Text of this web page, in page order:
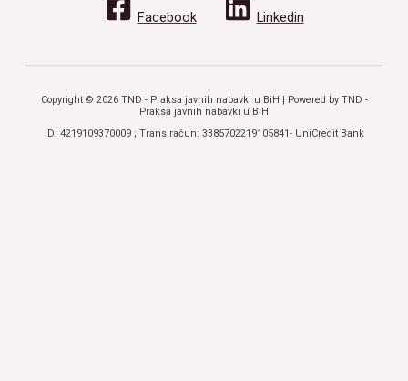
Facebook Linkedin
Copyright © 2026 TND - Praksa javnih nabavki u BiH | Powered by TND -
Praksa javnih nabavki u BiH
ID: 4219109370009 ; Trans.račun: 3385702219105841- UniCredit Bank